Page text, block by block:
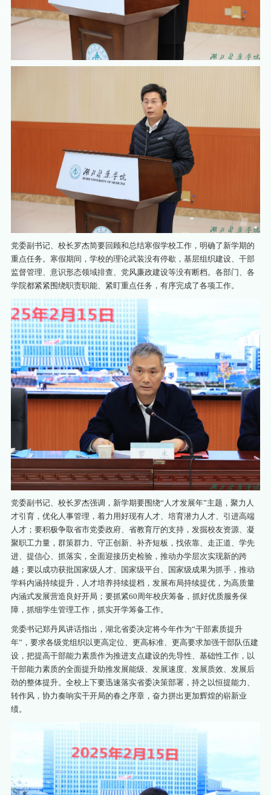
党委副书记、校长罗杰简要回顾和总结寒假学校工作，明确了新学期的
重点任务。寒假期间，学校的理论武装没有停歇，基层组织建设、干部
监督管理、意识形态领域排查、党风廉政建设等没有断档。各部门、各
学院都紧紧围绕职责职能、紧盯重点任务，有序完成了各项工作。
党委副书记、校长罗杰强调，新学期要围绕“人才发展年”主题，聚力人
才引育，优化人事管理，着力用好现有人才、培育潜力人才、引进高端
人才；要积极争取省市党委政府、省教育厅的支持，发掘校友资源、凝
聚职工力量，群策群力、守正创新、补齐短板，找依靠、走正道、学先
进、提信心、抓落实，全面迎接历史检验，推动办学层次实现新的跨
越；要以成功获批国家级人才、国家级平台、国家级成果为抓手，推动
学科内涵持续提升，人才培养持续提档，发展布局持续提优，为高质量
内涵式发展营造良好开局；要抓紧60周年校庆筹备，抓好优质服务保
障，抓细学生管理工作，抓实开学筹备工作。
党委书记郑丹凤讲话指出，湖北省委决定将今年作为“干部素质提升
年”，要求各级党组织以更高定位、更高标准、更高要求加强干部队伍建
设，把提高干部能力素质作为推进支点建设的先导性、基础性工作，以
干部能力素质的全面提升助推发展能级、发展速度、发展质效、发展后
劲的整体提升。全校上下要迅速落实省委决策部署，持之以恒提能力、
转作风，协力奏响实干开局的春之序章，奋力拼出更加辉煌的崭新业
绩。